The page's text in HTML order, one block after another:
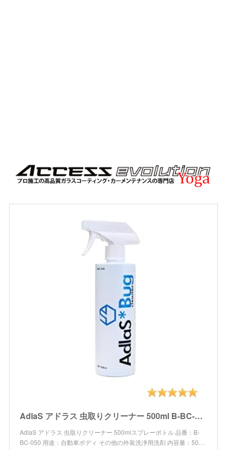
AdlaS アドラス 虫取りクリーナー 500ml B-BC-050 ボディ・ガラスに付いた虫・鳥糞、傷をつけずに分解除去
AdlaS アドラス 虫取りクリーナー 500mlスプレーボトル 品番：B-
BC-050 用途：自動車ボディ その他の外装洗浄用洗剤 内容量：50…